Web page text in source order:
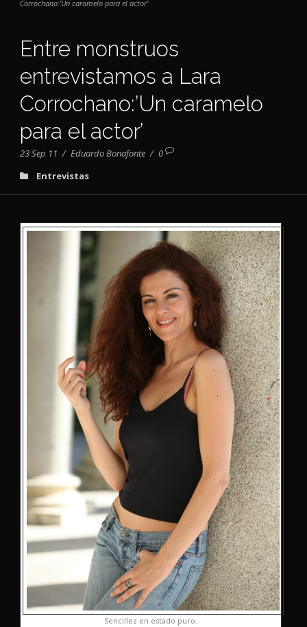
Corrochano:’Un caramelo para el actor’
Entre monstruos
entrevistamos a Lara
Corrochano:’Un caramelo
para el actor’
23 Sep 11 / Eduardo Bonafonte / 0
Entrevistas
Sencillez en estado puro.